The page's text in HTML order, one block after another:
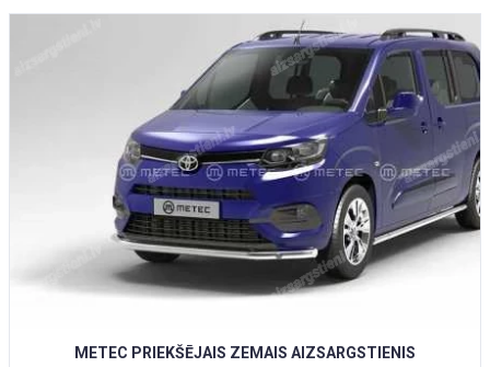
METEC PRIEKŠĒJAIS ZEMAIS AIZSARGSTIENIS